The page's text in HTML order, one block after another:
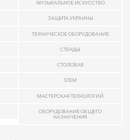
МУЗЫКАЛЬНОЕ ИСКУССТВО
ЗАЩИТА УКРАИНЫ
ТЕХНИЧЕСКОЕ ОБОРУДОВАНИЕ
СТЕНДЫ
СТОЛОВАЯ
STEM
МАСТЕРСКАЯ ТЕХНОЛОГИЙ
ОБОРУДОВАНИЕ ОБЩЕГО
НАЗНАЧЕНИЯ